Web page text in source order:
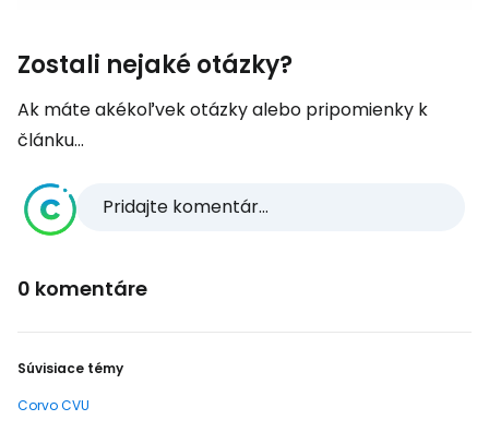
Zostali nejaké otázky?
Ak máte akékoľvek otázky alebo pripomienky k
článku...
Pridajte komentár...
0 komentáre
Súvisiace témy
Corvo CVU